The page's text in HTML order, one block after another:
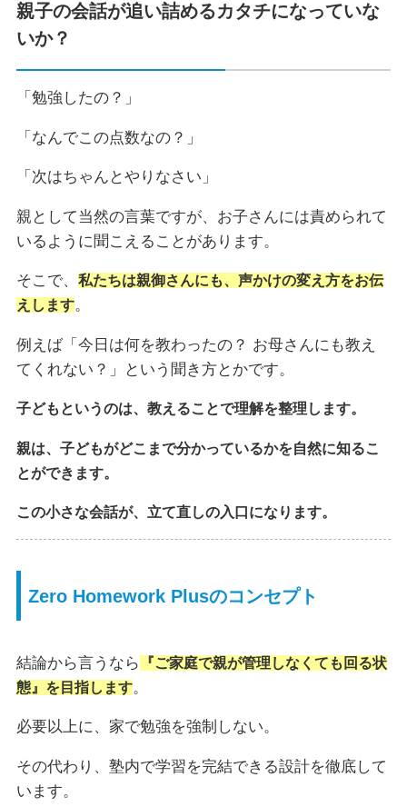
親子の会話が追い詰めるカタチになっていな
いか？
「勉強したの？」
「なんでこの点数なの？」
「次はちゃんとやりなさい」
親として当然の言葉ですが、お子さんには責められて
いるように聞こえることがあります。
そこで、 私たちは親御さんにも、声かけの変え方をお伝
えします。
例えば「今日は何を教わったの？ お母さんにも教え
てくれない？」という聞き方とかです。
子どもというのは、教えることで理解を整理します。
親は、子どもがどこまで分かっているかを自然に知るこ
とができます。
この小さな会話が、立て直しの入口になります。
Zero Homework Plusのコンセプト
結論から言うなら
『ご家庭で親が管理しなくても回る状
態』を目指します。
必要以上に、家で勉強を強制しない。
その代わり、塾内で学習を完結できる設計を徹底して
います。